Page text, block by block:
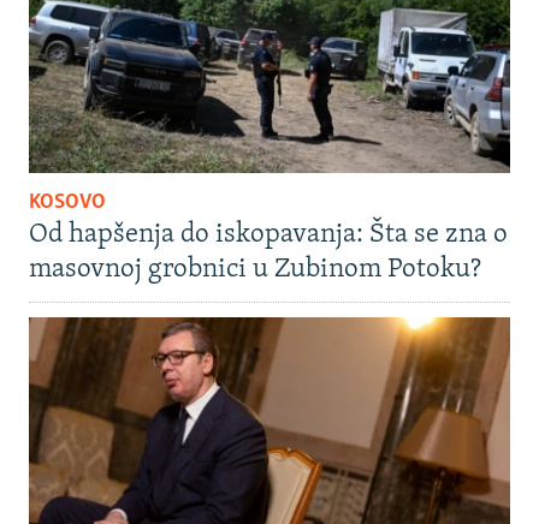
KOSOVO
Od hapšenja do iskopavanja: Šta se zna o
masovnoj grobnici u Zubinom Potoku?